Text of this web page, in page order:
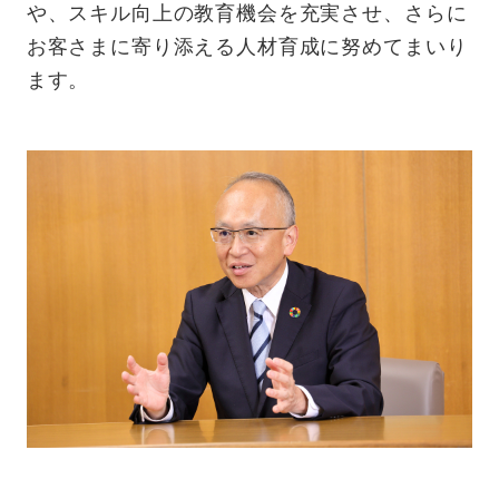
や、スキル向上の教育機会を充実させ、さらに
お客さまに寄り添える人材育成に努めてまいり
ます。